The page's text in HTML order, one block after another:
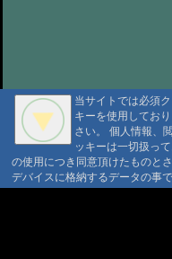
#546:
ね
#545:
#544:
#543:
当サイトでは必須
キーを使用してお
さい。 個人情報、
ッキーは一切扱っ
の使用につき同意頂けたものと
デバイスに格納するデータの事で